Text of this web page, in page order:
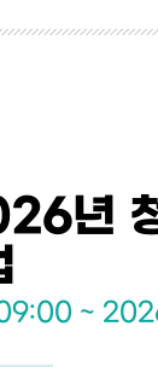
년
~